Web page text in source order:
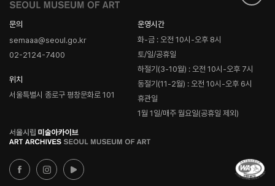
문의
semaaa@seoul.go.kr
02-2124-7400
위치
서울특별시 종로구 평창문화로 101
운영시간
화-금 : 오전 10시-오후 8시
토/일/공휴일
하절기(3-10월) : 오전 10시-오후 7시
동절기(11-2월) : 오전 10시-오후 6시
휴관일
1월 1일/매주 월요일(공휴일 제외)
로
고